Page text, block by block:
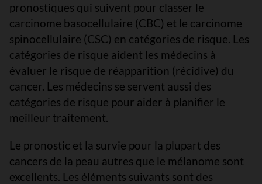
pronostiques qui suivent pour classer le
carcinome basocellulaire (CBC) et le carcinome
spinocellulaire (CSC) en catégories de risque. Les
catégories de risque aident les médecins à
évaluer le risque de réapparition (récidive) du
cancer. Les médecins se servent aussi des
catégories de risque pour aider à planifier le
meilleur traitement.
Le pronostic et la survie pour la plupart des
cancers de la peau autres que le mélanome sont
excellents. Les éléments suivants sont des